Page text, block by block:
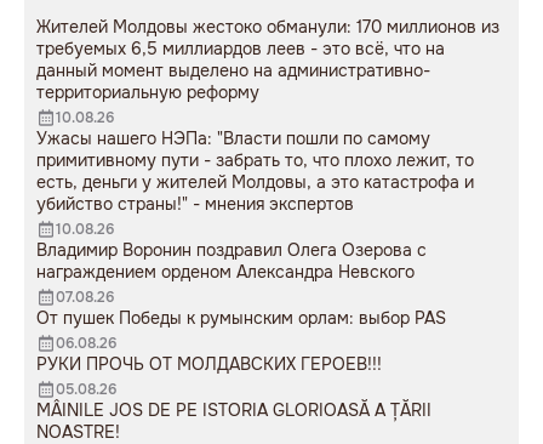
Жителей Молдовы жестоко обманули: 170 миллионов из
требуемых 6,5 миллиардов леев - это всё, что на
данный момент выделено на административно-
территориальную реформу
10.08.26
Ужасы нашего НЭПа: "Власти пошли по самому
примитивному пути - забрать то, что плохо лежит, то
есть, деньги у жителей Молдовы, а это катастрофа и
убийство страны!" - мнения экспертов
10.08.26
Владимир Воронин поздравил Олега Озерова с
награждением орденом Александра Невского
07.08.26
От пушек Победы к румынским орлам: выбор PAS
06.08.26
РУКИ ПРОЧЬ ОТ МОЛДАВСКИХ ГЕРОЕВ!!!
05.08.26
MÂINILE JOS DE PE ISTORIA GLORIOASĂ A ȚĂRII
NOASTRE!